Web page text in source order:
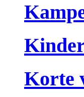
Korte